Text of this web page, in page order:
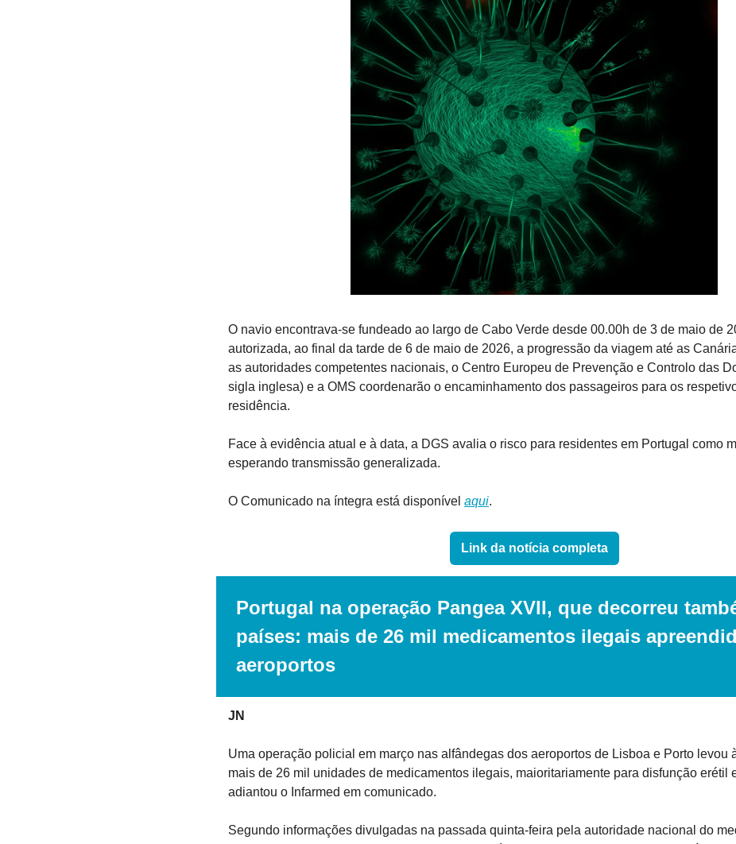
O navio encontrava-se fundeado ao largo de Cabo Verde desde 00.00h de 3 de maio de
autorizada, ao final da tarde de 6 de maio de 2026, a progressão da viagem até as
as autoridades competentes nacionais, o Centro Europeu de Prevenção e Controlo das
sigla inglesa) e a OMS coordenarão o encaminhamento dos passageiros para os
residência.
Face à evidência atual e à data, a DGS avalia o risco para residentes em Portugal como
esperando transmissão generalizada.
O Comunicado na íntegra está disponível aqui.
Link da notícia completa
Portugal na operação Pangea XVII, que decorreu
países: mais de 26 mil medicamentos ilegais
aeroportos
JN
Uma operação policial em março nas alfândegas dos aeroportos de Lisboa e Porto levou
mais de 26 mil unidades de medicamentos ilegais, maioritariamente para disfunção erétil
adiantou o Infarmed em comunicado.
Segundo informações divulgadas na passada quinta-feira pela autoridade nacional do